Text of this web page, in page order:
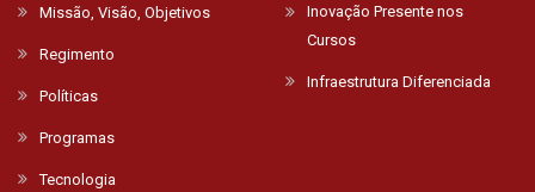
Missão, Visão, Objetivos
Regimento
Políticas
Programas
Tecnologia
Inovação Presente nos
Cursos
Infraestrutura Diferenciada